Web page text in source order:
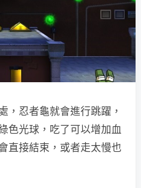
，忍者龜就會進行跳躍，
色光球，吃了可以增加血
直接結束，或者走太慢也